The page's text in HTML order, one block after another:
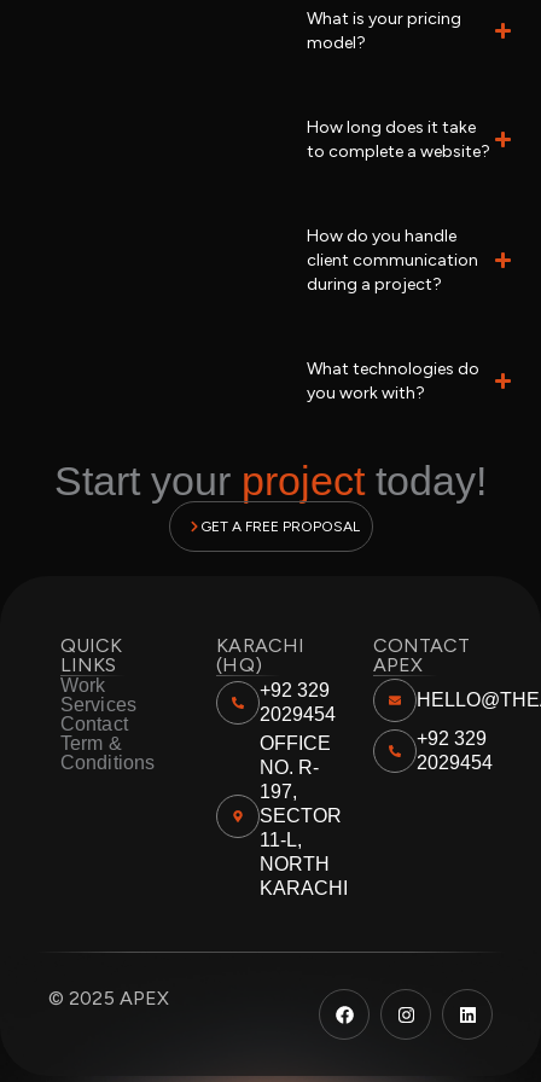
What is your pricing
model?
How long does it take
to complete a website?
How do you handle
client communication
during a project?
What technologies do
you work with?
Start your projecttoday!
GET A FREE PROPOSAL
QUICK
LINKS
Work
Services
Contact
Term &
Conditions
KARACHI
(HQ)
+92 329
2029454
OFFICE
NO. R-
197,
SECTOR
11-L,
NORTH
KARACHI
CONTACT
APEX
+92 329
2029454
© 2025 APEX
F
a
c
I
n
s
L
i
n